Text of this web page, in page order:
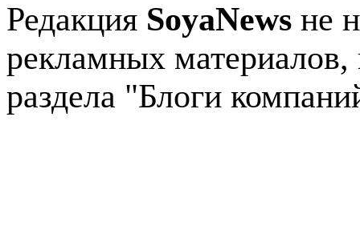
Редакция SoyaNews не
рекламных
раздела "Блоги